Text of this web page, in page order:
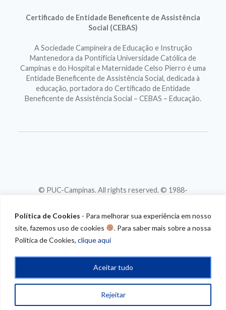
Política de Cookies - Para melhorar sua experiência em nosso
site, fazemos uso de cookies
. Para saber mais sobre a nossa
Política de Cookies, clique aqui
Rejeitar
Aceitar tudo
Certificado de Entidade Beneficente de Assistência
Social (CEBAS)
A Sociedade Campineira de Educação e Instrução
Mantenedora da Pontifícia Universidade Católica de
Campinas e do Hospital e Maternidade Celso Pierro é uma
Entidade Beneficente de Assistência Social, dedicada à
educação, portadora do Certificado de Entidade
Beneficente de Assistência Social – CEBAS – Educação.
© PUC-Campinas. All rights reserved. © 1988-